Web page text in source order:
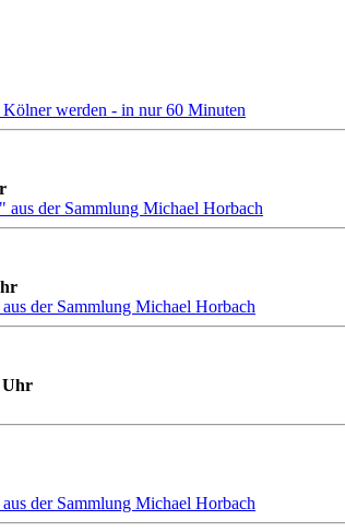
werden - in nur 60 Minuten
der Sammlung Michael Horbach
der Sammlung Michael Horbach
Uhr
der Sammlung Michael Horbach